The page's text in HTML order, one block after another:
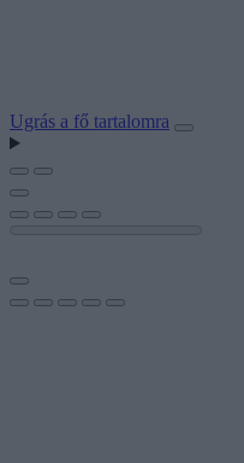
Ugrás a fő tartalomra